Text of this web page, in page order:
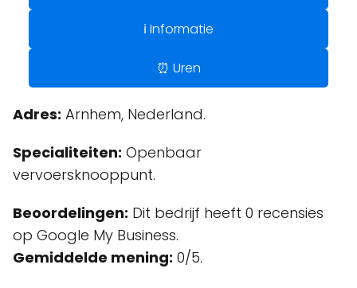
ℹ️ Informatie
⏰ Uren
Adres: Arnhem, Nederland.
Specialiteiten: Openbaar
vervoersknooppunt.
Beoordelingen: Dit bedrijf heeft 0 recensies
op Google My Business.
Gemiddelde mening: 0/5.